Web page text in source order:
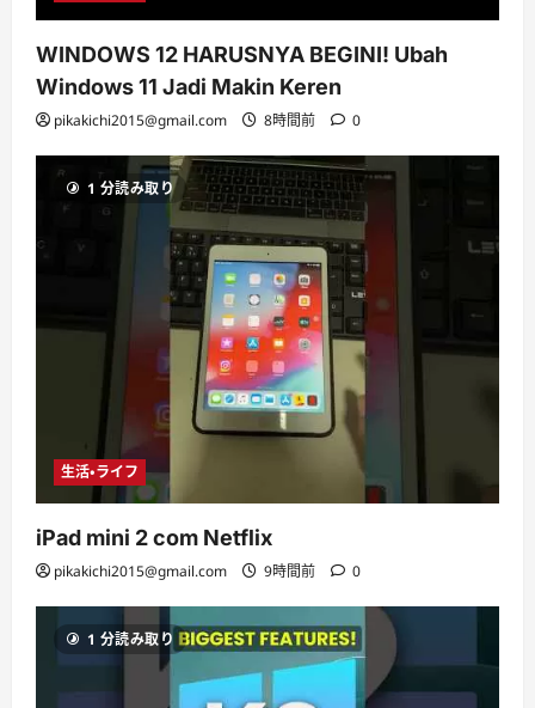
WINDOWS 12 HARUSNYA BEGINI! Ubah
Windows 11 Jadi Makin Keren
pikakichi2015@gmail.com 8時間前 0
1 分読み取り
生活・ライフ
iPad mini 2 com Netflix
pikakichi2015@gmail.com 9時間前 0
1 分読み取り